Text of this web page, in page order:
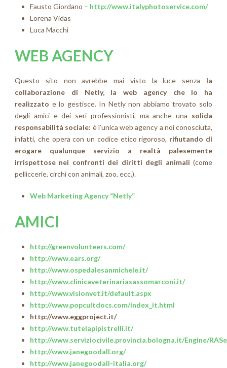
Fausto Giordano – http://www.italyphotoservice.com/
Lorena Vidas
Luca Macchi
WEB AGENCY
Questo sito non avrebbe mai visto la luce senza la
collaborazione di Netly, la web agency che lo ha
realizzato e lo gestisce. In Netly non abbiamo trovato solo
degli amici e dei seri professionisti, ma anche una solida
responsabilità sociale: è l’unica web agency a noi conosciuta,
infatti, che opera con un codice etico rigoroso, rifiutando di
erogare qualunque servizio a realtà palesemente
irrispettose nei confronti dei diritti degli animali (come
pelliccerie, circhi con animali, zoo, ecc.).
Web Marketing Agency “Netly”
AMICI
http://greenvolunteers.com/
http://www.ears.org/
http://www.ospedalesanmichele.it/
http://www.clinicaveterinariasassomarconi.it/
http://www.visionvet.it/default.aspx
http://www.popcultdocs.com/index_it.html
http://www.eggproject.it/
http://www.tutelapipistrelli.it/
http://www.serviziocivile.provincia.bologna.it/Engine/
http://www.janegoodall.org/
http://www.janegoodall-italia.org/